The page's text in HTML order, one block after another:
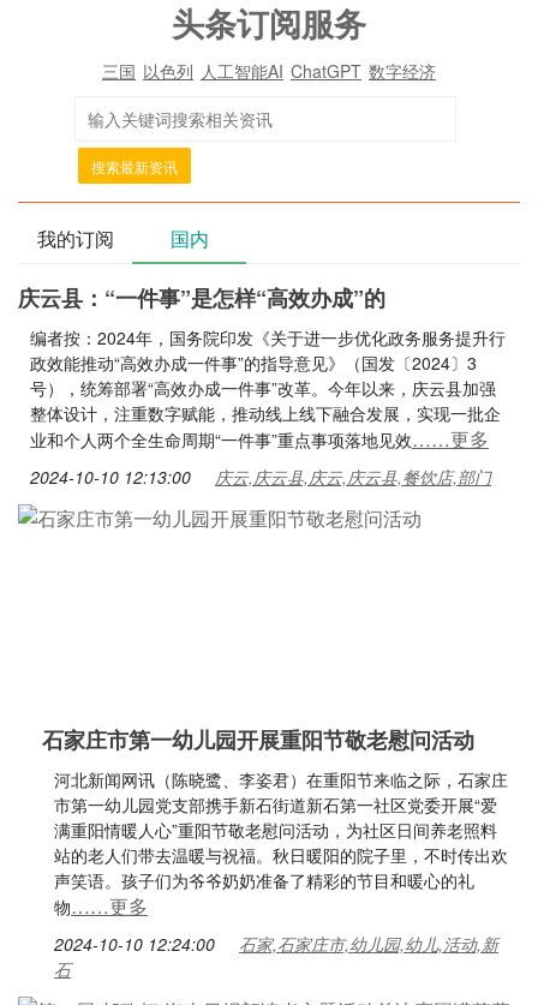
头条订阅服务
三国 以色列 人工智能AI ChatGPT 数字经济
搜索最新资讯
我的订阅 国内
庆云县：“一件事”是怎样“高效办成”的
编者按：2024年，国务院印发《关于进一步优化政务服务提升行
政效能推动“高效办成一件事”的指导意见》（国发〔2024〕3
号），统筹部署“高效办成一件事”改革。今年以来，庆云县加强
整体设计，注重数字赋能，推动线上线下融合发展，实现一批企
业和个人两个全生命周期“一件事”重点事项落地见效……更多
2024-10-10 12:13:00 庆云,庆云县,庆云,庆云县,餐饮店,部门
石家庄市第一幼儿园开展重阳节敬老慰问活动
河北新闻网讯（陈晓鹭、李姿君）在重阳节来临之际，石家庄
市第一幼儿园党支部携手新石街道新石第一社区党委开展“爱
满重阳情暖人心”重阳节敬老慰问活动，为社区日间养老照料
站的老人们带去温暖与祝福。秋日暖阳的院子里，不时传出欢
声笑语。孩子们为爷爷奶奶准备了精彩的节目和暖心的礼
物……更多
2024-10-10 12:24:00
石家,石家庄市,幼儿园,幼儿,活动,新
石